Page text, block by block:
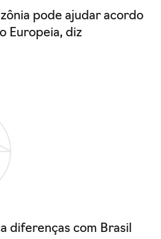
pode ajudar acordo
Europeia, diz
diferenças com Brasil